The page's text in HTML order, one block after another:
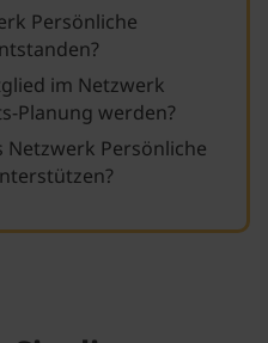
Persönliche
im Netzwerk
Planung werden?
Netzwerk Persönliche